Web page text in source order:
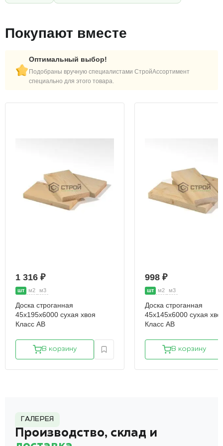
Покупают вместе
Оптимальный выбор!
Подобраны вручную специалистами СтройАссортимент
специально для этого товара.
1 316 ₽
шт м2 м3
Доска строганная
45х195х6000 сухая хвоя
Класс АВ
В корзину
998 ₽
шт м2 м3
Доска строганная
45х145х6000 сухая
Класс АВ
В корзину
ГАЛЕРЕЯ
Производство, склад и